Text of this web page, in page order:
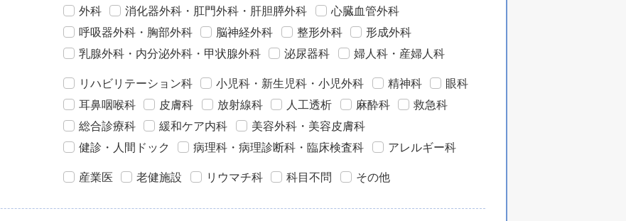
外科 消化器外科・肛門外科・肝胆膵外科
心臓血管外科
呼吸器外科・胸部外科
脳神経外科 整形外科
形成外科
乳腺外科・内分泌外科・甲状腺外科
泌尿器科 婦人科・産婦人科
リハビリテーション科 小児科・新生児科・小児外科 精神科
眼科
耳鼻咽喉科
皮膚科 放射線科 人工透析 麻酔科
救急科
総合診療科
緩和ケア内科
美容外科・美容皮膚科
健診・人間ドック
病理科・病理診断科・臨床検査科 アレルギー科
産業医 老健施設 リウマチ科 科目不問 その他